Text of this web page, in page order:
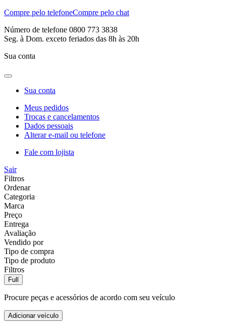
Compre pelo telefoneCompre pelo chat
Número de telefone 0800 773 3838
Seg. à Dom. exceto feriados das 8h às 20h
Sua conta
Sua conta
Meus pedidos
Trocas e cancelamentos
Dados pessoais
Alterar e-mail ou telefone
Fale com lojista
Sair
Filtros
Ordenar
Categoria
Marca
Preço
Entrega
Avaliação
Vendido por
Tipo de compra
Tipo de produto
Filtros
Full
Procure peças e acessórios de acordo com seu veículo
Adicionar veículo